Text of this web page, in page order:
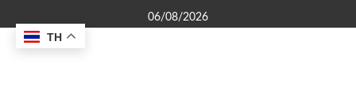
to
content
06/08/2026
TH